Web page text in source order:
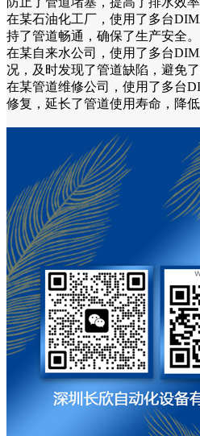
在某石油化工厂，使用了多台
持了管道畅通，确保了生产安全。
在某自来水公司，使用了多台
况，及时发现了管道缺陷，避免了
在某管道维修公司，使用了多台
修复，延长了管道使用寿命，降低